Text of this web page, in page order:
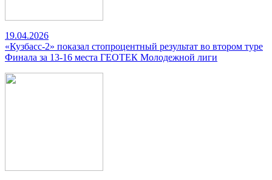
19.04.2026
«Кузбасс-2» показал стопроцентный результат во втором туре
Финала за 13-16 места ГЕОТЕК Молодежной лиги